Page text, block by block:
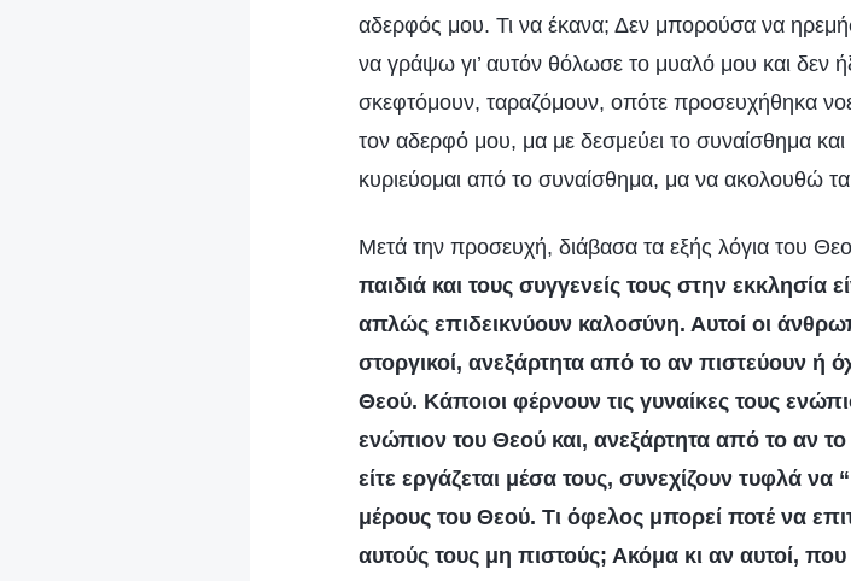
αδερφός μου. Τι να έκανα; Δεν μπορούσα να
να γράψω γι’ αυτόν θόλωσε το μυαλό μου και δεν
σκεφτόμουν, ταραζόμουν, οπότε προσευχήθηκα
τον αδερφό μου, μα με δεσμεύει το συναίσθημα
κυριεύομαι από το συναίσθημα, μα να ακολουθώ
Μετά την προσευχή, διάβασα τα εξής λόγια του
παιδιά και τους συγγενείς τους στην εκκλησία
απλώς επιδεικνύουν καλοσύνη. Αυτοί οι
στοργικοί, ανεξάρτητα από το αν πιστεύουν ή
Θεού. Κάποιοι φέρνουν τις γυναίκες τους
ενώπιον του Θεού και, ανεξάρτητα από το αν
είτε εργάζεται μέσα τους, συνεχίζουν τυφλά
μέρους του Θεού. Τι όφελος μπορεί ποτέ να
αυτούς τους μη πιστούς; Ακόμα κι αν αυτοί,